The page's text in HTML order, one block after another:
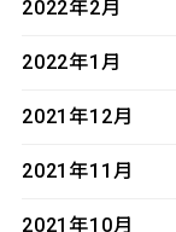
2022年2月
2022年1月
2021年12月
2021年11月
2021年10月